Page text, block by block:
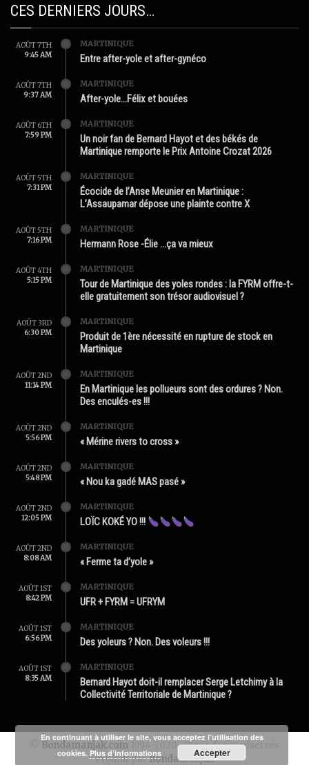
CES DERNIERS JOURS…
AOÛT 7TH
9:45 AM
MARTINIQUE
Entre after-yole et after-gynéco
AOÛT 7TH
9:37 AM
MARTINIQUE
After-yole…Félix et bouées
AOÛT 6TH
7:59 PM
MARTINIQUE
Un noir fan de Bernard Hayot et des békés de
Martinique remporte le Prix Antoine Crozat 2026
AOÛT 5TH
7:31 PM
MARTINIQUE
Écocide de l’Anse Meunier en Martinique :
L’Assaupamar dépose une plainte contre X
AOÛT 5TH
7:16 PM
MARTINIQUE
Hermann Rose -Élie …ça va mieux
AOÛT 4TH
5:15 PM
MARTINIQUE
Tour de Martinique des yoles rondes : la FYRM offre-t-
elle gratuitement son trésor audiovisuel ?
AOÛT 3RD
6:30 PM
MARTINIQUE
Produit de 1ère nécessité en rupture de stock en
Martinique
AOÛT 2ND
11:14 PM
MARTINIQUE
En Martinique les pollueurs sont des ordures ? Non.
Des enculés-es !!!
AOÛT 2ND
5:56 PM
MARTINIQUE
« Mérine rivers to cross »
AOÛT 2ND
5:48 PM
MARTINIQUE
« Nou ka gadé MAS pasé »
AOÛT 2ND
12:05 PM
MARTINIQUE
LOÏC KOKÉ YO !!!
AOÛT 2ND
8:08 AM
MARTINIQUE
« Ferme ta d’yole »
AOÛT 1ST
8:42 PM
MARTINIQUE
UFR + FYRM = UFRYM
AOÛT 1ST
6:56 PM
MARTINIQUE
Des yoleurs ? Non. Des voleurs !!!
AOÛT 1ST
8:35 AM
MARTINIQUE
Bernard Hayot doit-il remplacer Serge Letchimy à la
Collectivité Territoriale de Martinique ?
Bondamanjak.com 1994-2020 - Tous droits réservés
Produit parBondamanjak
En continuant à utiliser le site, vous acceptez l’utilisation des
cookies. Plus d’informations Accepter